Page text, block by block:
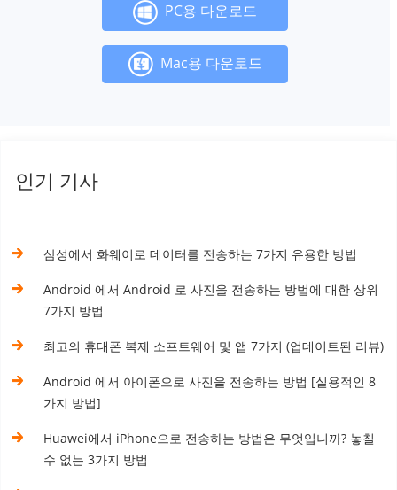
PC용 다운로드
Mac용 다운로드
인기 기사
삼성에서 화웨이로 데이터를 전송하는 7가지 유용한 방법
Android 에서 Android 로 사진을 전송하는 방법에 대한 상위
7가지 방법
최고의 휴대폰 복제 소프트웨어 및 앱 7가지 (업데이트된 리뷰)
Android 에서 아이폰으로 사진을 전송하는 방법 [실용적인 8
가지 방법]
Huawei에서 iPhone으로 전송하는 방법은 무엇입니까? 놓칠
수 없는 3가지 방법